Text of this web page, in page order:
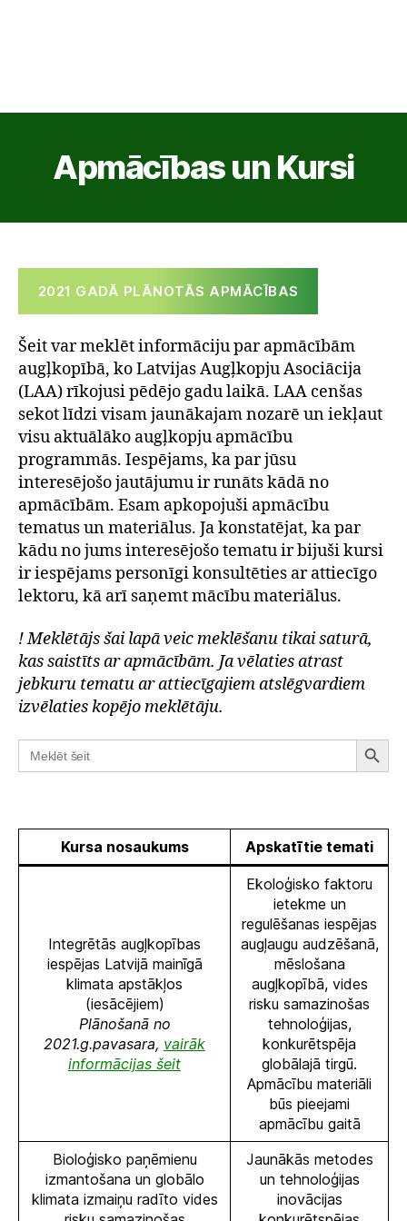
Apmācības un Kursi
2021 GADĀ PLĀNOTĀS APMĀCĪBAS
Šeit var meklēt informāciju par apmācībām
augļkopībā, ko Latvijas Augļkopju Asociācija
(LAA) rīkojusi pēdējo gadu laikā. LAA cenšas
sekot līdzi visam jaunākajam nozarē un iekļaut
visu aktuālāko augļkopju apmācību
programmās. Iespējams, ka par jūsu
interesējošo jautājumu ir runāts kādā no
apmācībām. Esam apkopojuši apmācību
tematus un materiālus. Ja konstatējat, ka par
kādu no jums interesējošo tematu ir bijuši kursi
ir iespējams personīgi konsultēties ar attiecīgo
lektoru, kā arī saņemt mācību materiālus.
! Meklētājs šai lapā veic meklēšanu tikai saturā,
kas saistīts ar apmācībām. Ja vēlaties atrast
jebkuru tematu ar attiecīgajiem atslēgvardiem
izvēlaties kopējo meklētāju.
Search
for:
SEARCH
Kursa nosaukums Apskatītie temati
Integrētās augļkopības
iespējas Latvijā mainīgā
klimata apstākļos
(iesācējiem)
Plānošanā no
2021.g.pavasara, vairāk
informācijas šeit
Ekoloģisko faktoru
ietekme un
regulēšanas iespējas
augļaugu audzēšanā,
mēslošana
augļkopībā, vides
risku samazinošas
tehnoloģijas,
konkurētspēja
globālajā tirgū.
Apmācību materiāli
būs pieejami
apmācību gaitā
Bioloģisko paņēmienu
izmantošana un globālo
klimata izmaiņu radīto vides
Jaunākās metodes
un tehnoloģijas
inovācijas